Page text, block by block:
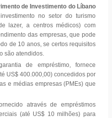
de Investimento do Líbano
no setor do turismo
lazer, a centros médicos) com
das empresas, que pode
de 10 anos, se certos requisitos
são atendidos.
de empréstimo, fornece
US$ 400.000,00) concedidos por
e médias empresas (PMEs) que
através de empréstimos
(até US$ 10 milhões) para